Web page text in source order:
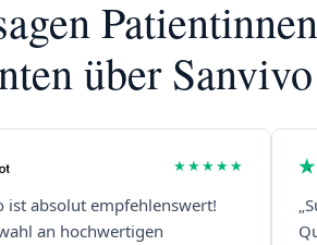
über Sanvivo
★★★★★
ist absolut empfehlenswert!
an hochwertigen